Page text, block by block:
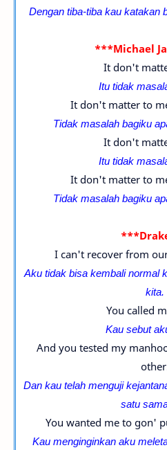
Dengan tiba-tiba kau katakan
***Michael
It don't
Itu tidak
It don't matter to
Tidak masalah bagiku
It don't
Itu tidak
It don't matter to
Tidak masalah bagiku
I can't recover from
Aku tidak bisa kembali normal
kita.
You called
Kau sebut
And you tested my
Dan kau telah menguji
satu
You wanted me to gon'
Kau menginginkan aku